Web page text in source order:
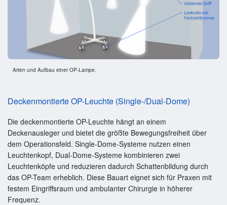
Arten und Aufbau einer OP-Lampe.
Deckenmontierte OP-Leuchte (Single-/Dual-Dome)
Die deckenmontierte OP-Leuchte hängt an einem
Deckenausleger und bietet die größte Bewegungsfreiheit über
dem Operationsfeld. Single-Dome-Systeme nutzen einen
Leuchtenkopf, Dual-Dome-Systeme kombinieren zwei
Leuchtenköpfe und reduzieren dadurch Schattenbildung durch
das OP-Team erheblich. Diese Bauart eignet sich für Praxen mit
festem Eingriffsraum und ambulanter Chirurgie in höherer
Frequenz.